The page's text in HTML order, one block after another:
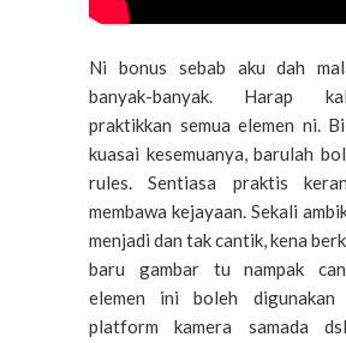
Ni bonus sebab aku dah
banyak-banyak. Harap
praktikkan semua elemen ni.
kuasai kesemuanya, barulah
rules. Sentiasa praktis
membawa kejayaan. Sekali
menjadi dan tak cantik, kena
baru gambar tu nampak
elemen ini boleh digunakan
platform kamera samada